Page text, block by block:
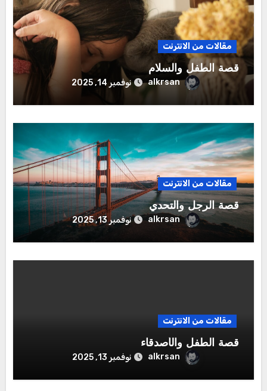
مقالات من الانترنت
قصة الطفل والسلام
alkrsan نوفمبر 14, 2025
مقالات من الانترنت
قصة الرجل والتحدي
alkrsan نوفمبر 13, 2025
مقالات من الانترنت
قصة الطفل والأصدقاء
alkrsan نوفمبر 13, 2025